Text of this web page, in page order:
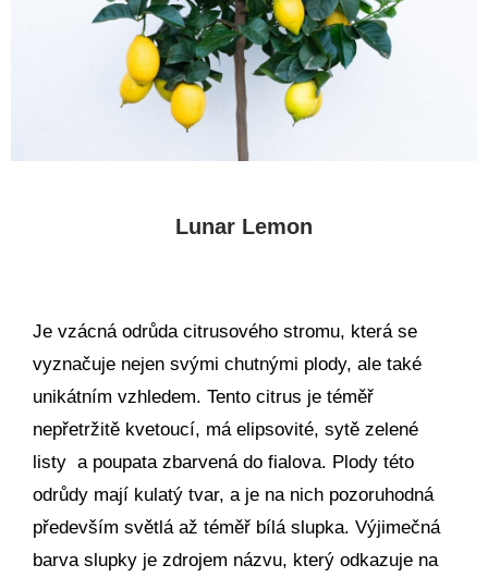
Lunar Lemon
Je vzácná odrůda citrusového stromu, která se
vyznačuje nejen svými chutnými plody, ale také
unikátním vzhledem. Tento citrus je téměř
nepřetržitě kvetoucí, má elipsovité, sytě zelené
listy a poupata zbarvená do fialova. Plody této
odrůdy mají kulatý tvar, a je na nich pozoruhodná
především světlá až téměř bílá slupka. Výjimečná
barva slupky je zdrojem názvu, který odkazuje na